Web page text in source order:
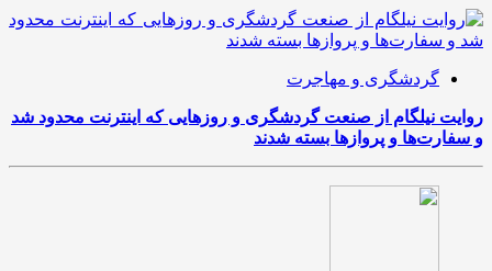
گردشگری و مهاجرت
روایت نیلگام از صنعت گردشگری و روزهایی که اینترنت محدود شد
و سفارت‌ها و پروازها بسته شدند